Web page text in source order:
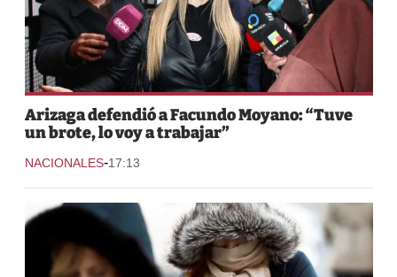
Arizaga defendió a Facundo Moyano: “Tuve
un brote, lo voy a trabajar”
NACIONALES-17:13